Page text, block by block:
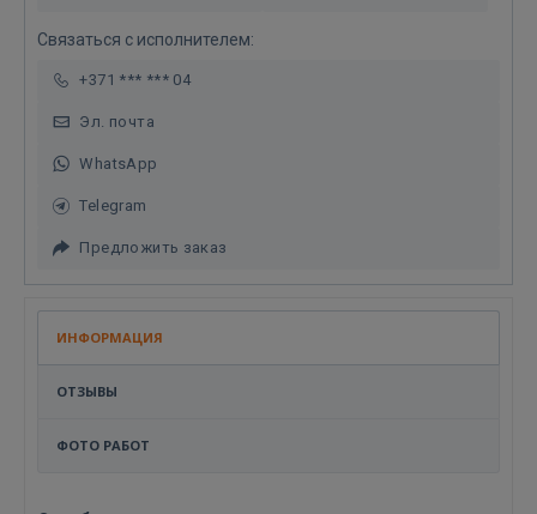
Связаться с исполнителем:
+371 *** *** 04
Эл. почта
WhatsApp
Telegram
Предложить заказ
ИНФОРМАЦИЯ
ОТЗЫВЫ
ФОТО РАБОТ